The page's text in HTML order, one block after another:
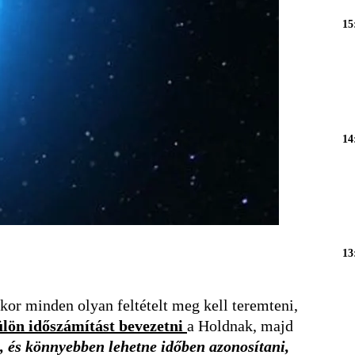
minden olyan feltételt meg kell teremteni,
időszámítást bevezetni a Holdnak, majd
könnyebben lehetne időben azonosítani,